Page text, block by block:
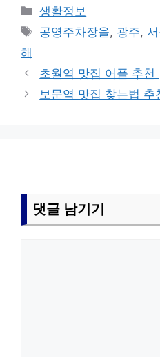
카
테
고
생활정보
태
공영주차장을, 광주,
해
초월역 맛집 어플 추
보문역 맛집 찾는법
댓글 남기기